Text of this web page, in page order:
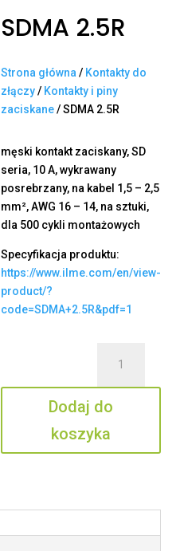
SDMA 2.5R
Strona główna / Kontakty do
złączy/ Kontakty i piny
zaciskane/ SDMA 2.5R
męski kontakt zaciskany, SD
seria, 10 A, wykrawany
posrebrzany, na kabel 1,5 – 2,5
mm², AWG 16 – 14, na sztuki,
dla 500 cykli montażowych
Specyfikacja produktu:
https://www.ilme.com/en/view-
product/?
code=SDMA+2.5R&pdf=1
SDMA
2.5R
Dodaj do
koszyka